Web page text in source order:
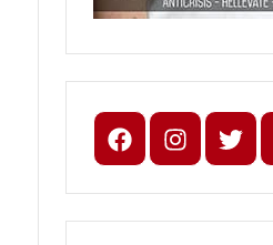
FacebookInstagram
X